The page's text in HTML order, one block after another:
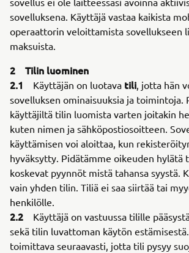
sovelluksena. Käyttäjä vastaa kaikista
operaattorin veloittamista sovellukseen
maksuista.
2 Tilin luominen
2.1
Käyttäjän on luotava tili, jotta hän
sovelluksen ominaisuuksia ja toimintoja.
käyttäjiltä tilin luomista varten joitakin
kuten nimen ja sähköpostiosoitteen.
käyttämisen voi aloittaa, kun
hyväksytty. Pidätämme oikeuden hylätä
koskevat pyynnöt mistä tahansa syystä.
vain yhden tilin. Tiliä ei saa siirtää tai
henkilölle.
2.2 Käyttäjä on vastuussa tilille
sekä tilin luvattoman käytön
toimittava seuraavasti, jotta tili pysyy